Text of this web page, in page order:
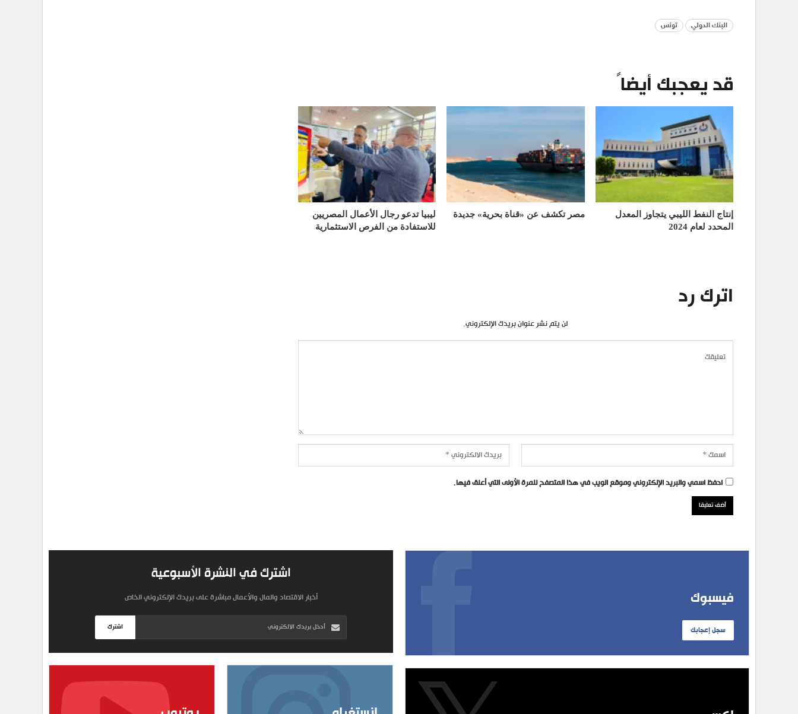
البنك الدولي تونس
قد يعجبك أيضاً
إنتاج النفط الليبي يتجاوز المعدل
المحدد لعام 2024
مصر تكشف عن «قناة بحرية» جديدة
ليبيا تدعو رجال الأعمال المصريين
للاستفادة من الفرص الاستثمارية
اترك رد
لن يتم نشر عنوان بريدك الإلكتروني.
احفظ اسمي والبريد الإلكتروني وموقع الويب في هذا المتصفح للمرة الأولى التي أعلق فيها.
فيسبوك
سجل إعجابك
اشترك في النشرة الأسبوعية
أخبار الاقتصاد والمال والأعمال مباشرة على بريدك الإلكتروني الخاص
اشترك